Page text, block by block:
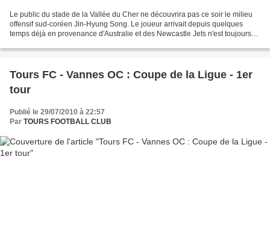
Le public du stade de la Vallée du Cher ne découvrira pas ce soir le milieu
offensif sud-coréen Jin-Hyung Song. Le joueur arrivait depuis quelques
temps déjà en provenance d'Australie et des Newcastle Jets n'est toujours
Tours FC - Vannes OC : Coupe de la Ligue - 1er
tour
Publié le 29/07/2010 à 22:57
Par TOURS FOOTBALL CLUB